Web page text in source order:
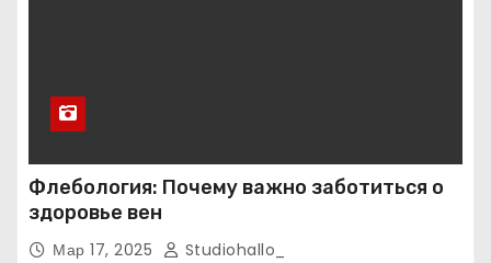
Флебология: Почему важно заботиться о
здоровье вен
Мар 17, 2025 Studiohallo_